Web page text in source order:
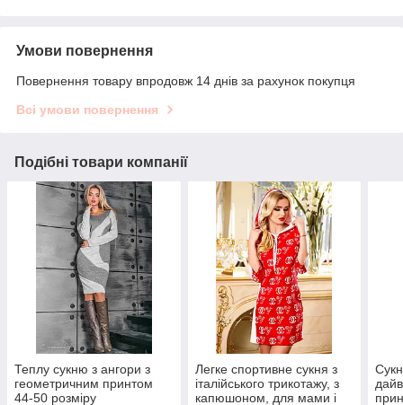
Умови повернення
Повернення товару впродовж 14 днів за рахунок покупця
Всі умови повернення
Подібні товари компанії
Теплу сукню з ангори з
геометричним принтом
44-50 розміру
Легке спортивне сукня з
італійського трикотажу, з
капюшоном, для мами і